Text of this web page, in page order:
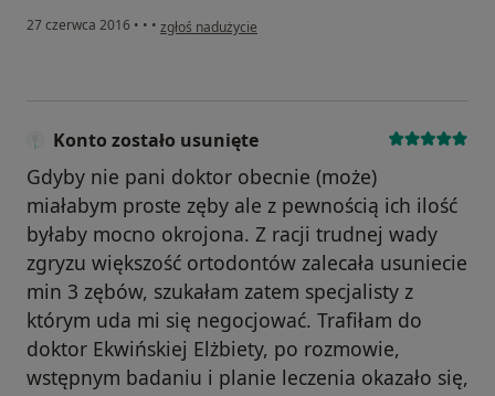
27 czerwca 2016 • • • w opinii użytkownika Konto zostało usunięte
zgłoś nadużycie
Konto zostało usunięte
Gdyby nie pani doktor obecnie (może)
miałabym proste zęby ale z pewnością ich ilość
byłaby mocno okrojona. Z racji trudnej wady
zgryzu większość ortodontów zalecała usuniecie
min 3 zębów, szukałam zatem specjalisty z
którym uda mi się negocjować. Trafiłam do
doktor Ekwińskiej Elżbiety, po rozmowie,
wstępnym badaniu i planie leczenia okazało się,